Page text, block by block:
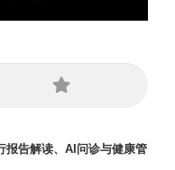
报告解读、AI问诊与健康管